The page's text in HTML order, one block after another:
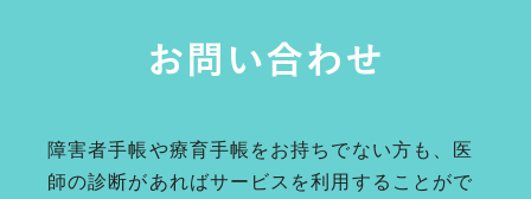
お問い合わせ
障害者手帳や療育手帳をお持ちでない方も、医
師の診断があればサービスを利用することがで